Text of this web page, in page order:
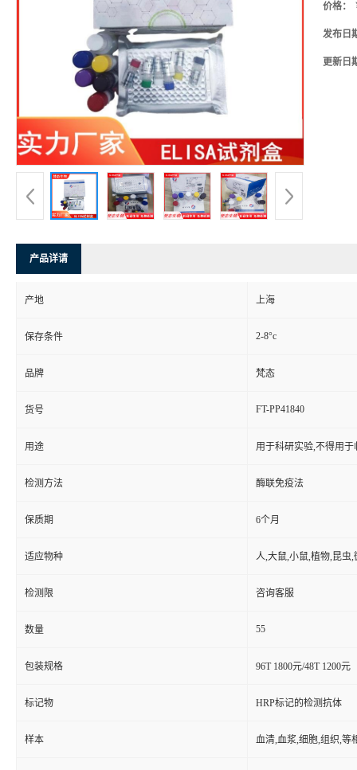
价格：
发布日
更新日
产品详请
产地 上海
保存条件 2-8°c
品牌 梵态
货号 FT-PP41840
用途 用于科研实验,不得用于
检测方法 酶联免疫法
保质期 6个月
适应物种 人,大鼠,小鼠,植物,昆虫,
检测限 咨询客服
数量 55
包装规格 96T 1800元/48T 1200元
标记物 HRP标记的检测抗体
样本 血清,血浆,细胞,组织,等